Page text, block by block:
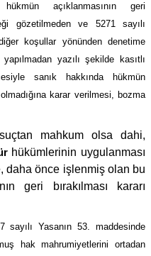
açıklanmasının geri
gözetilmeden ve 5271 sayılı
koşullar yönünden denetime
yazılı şekilde kasıtlı
sanık hakkında hükmün
karar verilmesi, bozma
mahkum olsa dahi,
hükümlerinin uygulanması
daha önce işlenmiş olan bu
geri bırakılması kararı
sayılı Yasanın 53. maddesinde
hak mahrumiyetlerini ortadan